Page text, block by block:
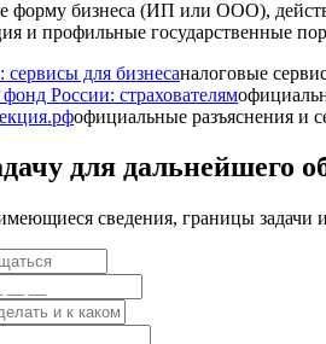
форму бизнеса (ИП или ООО),
и профильные государственные
для бизнесаналоговые
России: страхователям
официальные разъяснения и
для дальнейшего
сведения, границы задачи